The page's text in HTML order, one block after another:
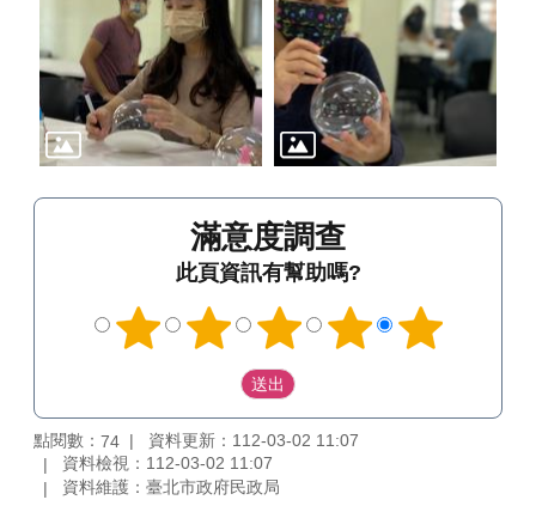
滿意度調查
此頁資訊有幫助嗎?
點閱數： 74
資料更新：112-03-02 11:07
資料檢視：112-03-02 11:07
資料維護：臺北市政府民政局